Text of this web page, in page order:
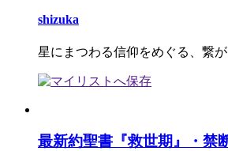
shizuka
星にまつわる信仰をめぐる、繋が
最新約聖書『救世期』・禁